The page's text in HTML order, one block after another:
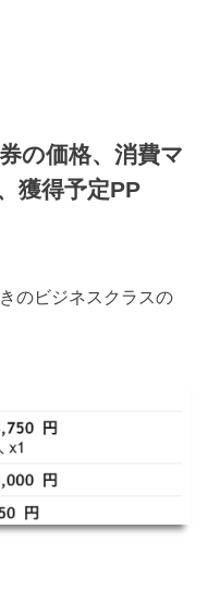
の価格、消費マ
獲得予定PP
のビジネスクラスの